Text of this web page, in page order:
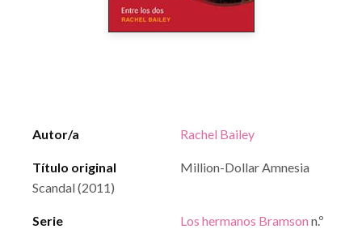
Autor/a Rachel Bailey
Título original
Million-Dollar Amnesia
Scandal (2011)
Serie Los hermanos Bramson n.º